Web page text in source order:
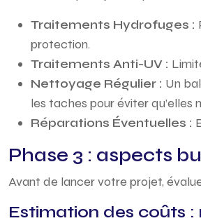
Traitements Hydrofuges :
protection.
Traitements Anti-UV :
Nettoyage Régulier : Un
les taches pour éviter qu’elles
Réparations Éventuelles :
Phase 3 : aspects
Avant de lancer votre projet,
Estimation des coûts